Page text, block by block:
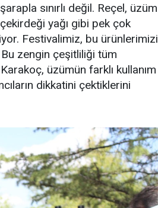
sınırlı değil. Reçel, üzüm
yağı gibi pek çok
Festivalimiz, bu ürünlerimizi
Bu zengin çeşitliliği tüm
üzümün farklı kullanım
dikkatini çektiklerini